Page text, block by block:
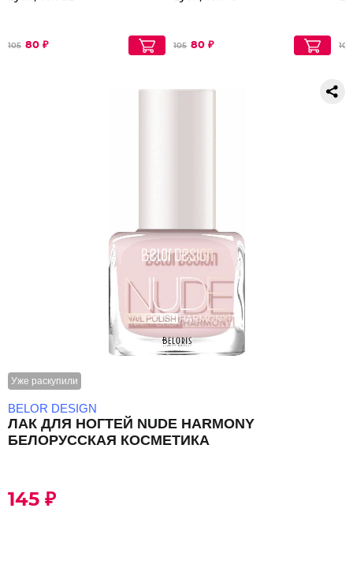
105 80 ₽ 105 80 ₽ 105
Уже раскупили
BELOR DESIGN
ЛАК ДЛЯ НОГТЕЙ NUDE HARMONY
БЕЛОРУССКАЯ КОСМЕТИКА
145 ₽